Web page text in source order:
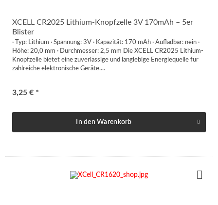
XCELL CR2025 Lithium-Knopfzelle 3V 170mAh – 5er
Blister
· Typ: Lithium · Spannung: 3V · Kapazität: 170 mAh · Aufladbar: nein ·
Höhe: 20,0 mm · Durchmesser: 2,5 mm Die XCELL CR2025 Lithium-
Knopfzelle bietet eine zuverlässige und langlebige Energiequelle für
zahlreiche elektronische Geräte....
3,25 € *
In den Warenkorb